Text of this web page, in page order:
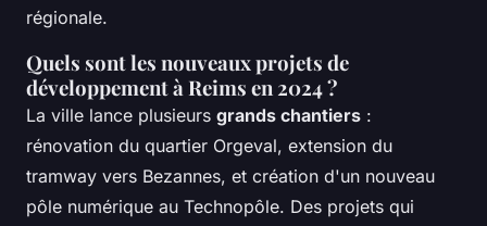
régionale.
Quels sont les nouveaux projets de
développement à Reims en 2024 ?
La ville lance plusieurs grands chantiers :
rénovation du quartier Orgeval, extension du
tramway vers Bezannes, et création d'un nouveau
pôle numérique au Technopôle. Des projets qui